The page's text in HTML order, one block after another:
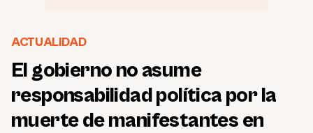
ACTUALIDAD
El gobierno no asume
responsabilidad política por la
muerte de manifestantes en